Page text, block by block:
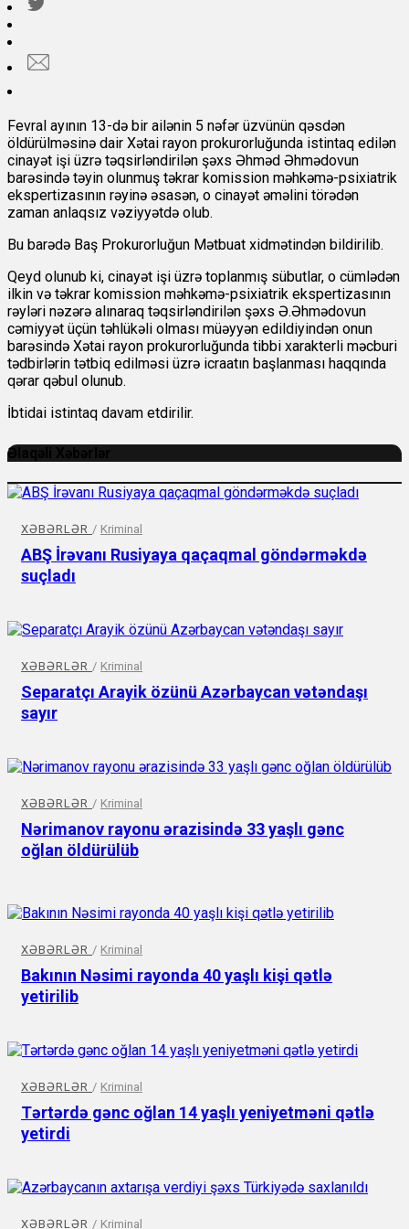
Fevral ayının 13-də bir ailənin 5 nəfər üzvünün qəsdən
öldürülməsinə dair Xətai rayon prokurorluğunda istintaq edilən
cinayət işi üzrə təqsirləndirilən şəxs Əhməd Əhmədovun
barəsində təyin olunmuş təkrar komission məhkəmə-psixiatrik
ekspertizasının rəyinə əsasən, o cinayət əməlini törədən
zaman anlaqsız vəziyyətdə olub.
Bu barədə Baş Prokurorluğun Mətbuat xidmətindən bildirilib.
Qeyd olunub ki, cinayət işi üzrə toplanmış sübutlar, o cümlədən
ilkin və təkrar komission məhkəmə-psixiatrik ekspertizasının
rəyləri nəzərə alınaraq təqsirləndirilən şəxs Ə.Əhmədovun
cəmiyyət üçün təhlükəli olması müəyyən edildiyindən onun
barəsində Xətai rayon prokurorluğunda tibbi xarakterli məcburi
tədbirlərin tətbiq edilməsi üzrə icraatın başlanması haqqında
qərar qəbul olunub.
İbtidai istintaq davam etdirilir.
Əlaqəli Xəbərlər
XƏBƏRLƏR / Kriminal
ABŞ İrəvanı Rusiyaya qaçaqmal göndərməkdə
suçladı
XƏBƏRLƏR / Kriminal
Separatçı Arayik özünü Azərbaycan vətəndaşı
sayır
XƏBƏRLƏR / Kriminal
Nərimanov rayonu ərazisində 33 yaşlı gənc
oğlan öldürülüb
XƏBƏRLƏR / Kriminal
Bakının Nəsimi rayonda 40 yaşlı kişi qətlə
yetirilib
XƏBƏRLƏR / Kriminal
Tərtərdə gənc oğlan 14 yaşlı yeniyetməni qətlə
yetirdi
XƏBƏRLƏR / Kriminal